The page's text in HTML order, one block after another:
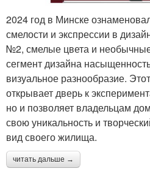
2024 год в Минске
смелости и экспрессии в
№2, смелые цвета и необычные
сегмент дизайна
визуальное разнообразие.
открывает дверь к
но и позволяет владельцам
свою уникальность и
вид своего жилища.
читать дальше →